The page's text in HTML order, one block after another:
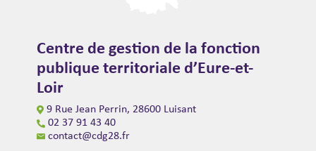
Centre de gestion de la fonction
publique territoriale d’Eure-et-
Loir
9 Rue Jean Perrin, 28600 Luisant
02 37 91 43 40
contact@cdg28.fr